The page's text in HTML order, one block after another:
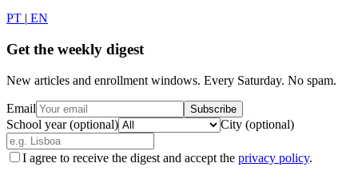
PT | EN
Get the weekly digest
New articles and enrollment windows. Every Saturday. No spam.
Email Subscribe
School year (optional) City (optional)
I agree to receive the digest and accept the privacy policy.